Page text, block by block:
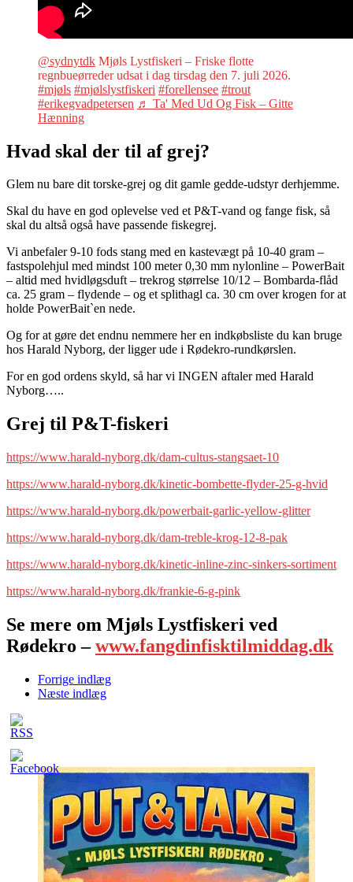
@sydnytdk Mjøls Lystfiskeri – Friske flotte
regnbueørreder udsat i dag tirsdag den 7. juli 2026.
#mjøls #mjølslystfiskeri #forellensee #trout
#erikegvadpetersen ♬ Ta' Med Ud Og Fisk – Gitte
Hænning
Hvad skal der til af grej?
Glem nu bare dit torske-grej og dit gamle gedde-udstyr derhjemme.
Skal du have en god oplevelse ved et P&T-vand og fange fisk, så
skal du altså også have passende fiskegrej.
Vi anbefaler 9-10 fods stang med en kastevægt på 10-40 gram –
fastspolehjul med mindst 100 meter 0,30 mm nylonline – PowerBait
– altid med hvidløgsduft – trekrog størrelse 10/12 – Bombarda-flåd
ca. 25 gram – flydende – og et splithagl ca. 30 cm over krogen for at
holde PowerBait`en nede.
Og for at gøre det endnu nemmere her en indkøbsliste du kan bruge
hos Harald Nyborg, der ligger ude i Rødekro-rundkørslen.
For en god ordens skyld, så har vi INGEN aftaler med Harald
Nyborg…..
Grej til P&T-fiskeri
https://www.harald-nyborg.dk/dam-cultus-stangsaet-10
https://www.harald-nyborg.dk/kinetic-bombette-flyder-25-g-hvid
https://www.harald-nyborg.dk/powerbait-garlic-yellow-glitter
https://www.harald-nyborg.dk/dam-treble-krog-12-8-pak
https://www.harald-nyborg.dk/kinetic-inline-zinc-sinkers-sortiment
https://www.harald-nyborg.dk/frankie-6-g-pink
Se mere om Mjøls Lystfiskeri ved
Rødekro –www.fangdinfisktilmiddag.dk
Forrige indlæg
Næste indlæg